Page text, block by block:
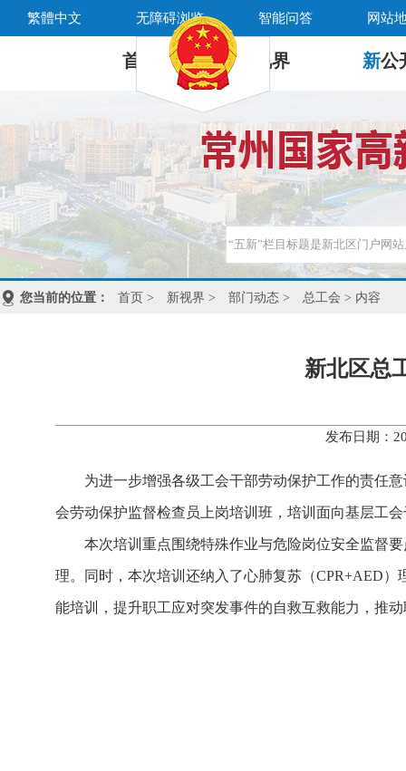
繁體中文 无障碍浏览 智能问答 网站
首 页 新 视界 新公
您当前的位置： 首页 > 新视界 > 部门动态 > 总工会 > 内容
新北区总
发布日期：
为进一步增强各级工会干部劳动保护工作的责任
会劳动保护监督检查员上岗培训班，培训面向基层工
本次培训重点围绕特殊作业与危险岗位安全监督
理。同时，本次培训还纳入了心肺复苏（CPR+AED
能培训，提升职工应对突发事件的自救互救能力，推